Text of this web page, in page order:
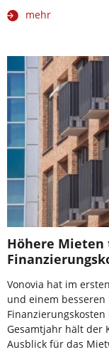
mehr
Höhere Mieten
Vonovia hat im
und einem
Gesamtjahr hält der
Ausblick für das